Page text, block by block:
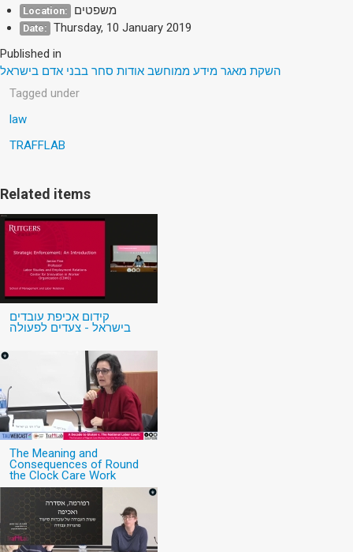
Location: משפטים
Date: Thursday, 10 January 2019
Published in
השקת מאגר מידע ממוחשב אודות סחר בבני אדם בישראל
Tagged under
law
TRAFFLAB
Related items
קידום אכיפת עובדים
בישראל - צעדים לפעולה
The Meaning and
Consequences of Round
the Clock Care Work